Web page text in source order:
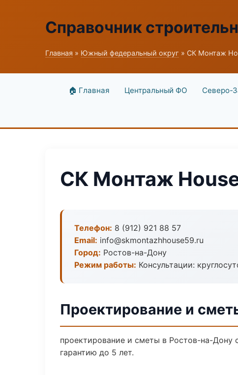
Справочник
Главная » Южный федеральный округ » СК Монтаж
🏠 Главная Центральный ФО Северо-
СК Монтаж
Телефон: 8 (912) 921 88 57
Email: info@skmontazhhouse59.ru
Город: Ростов-на-Дону
Режим работы: Консультации:
Проектирование и
проектирование и сметы в Ростов-на-Дону
гарантию до 5 лет.